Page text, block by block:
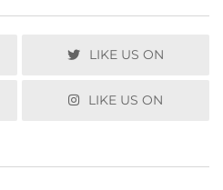
LIKE US ON
LIKE US ON